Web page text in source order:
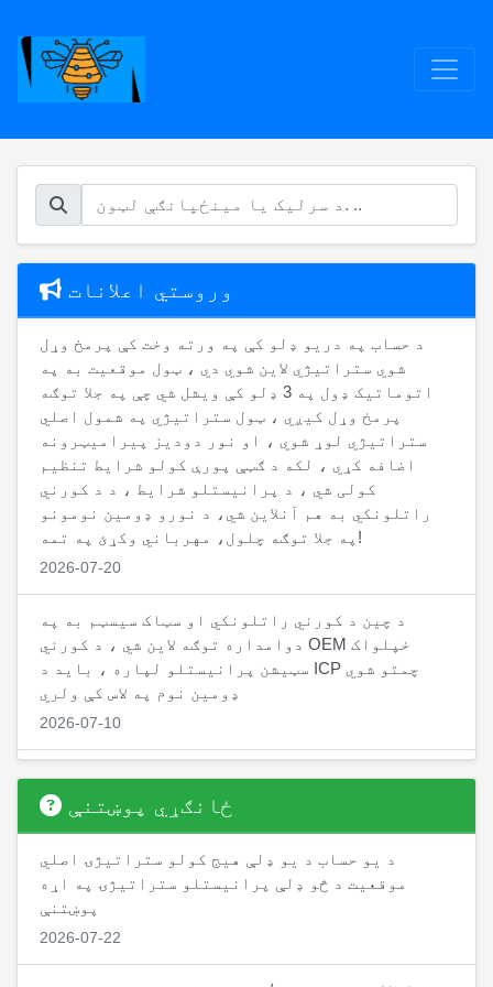
وروستي اعلانات
د حساب په دریو ډلو کې په ورته وخت کې پرمخ وړل
شوي ستراتیژي لاین شوي دي ، ټول موقعیت به په
اتوماتيک ډول په 3 ډلو کې ویشل شي چې په جلا توګه
پرمخ وړل کیږي ، ټول ستراتیژي په شمول اصلي
ستراتیژي لوړ شوي ، او نور دودیز پیرامیټرونه
اضافه کړي ، لکه د ګټې پورې کولو شرایط تنظیم
کولی شي ، د پرانیستلو شرایط ، د د کورني
راتلونکي به هم آنلاین شي، د نورو ډومین نومونو
په جلا توګه چلول، مهرباني وکړئ په تمه!
2026-07-20
د چین د کورني راتلونکي او سټاک سیسټم به په
دوامداره توګه لاین شي ، د کورني OEM خپلواک
سټیشن پرانیستلو لپاره ، باید د ICP چمتو شوي
ډومین نوم په لاس کې ولري
2026-07-10
په نږدې توګه د چین د کورني راتلونکي CTP نسخه،
په کورني راتلونکي شرکتونو کې حسابونه پرانیستل
کیدی شي، د کورني راتلونکي سافټویر حسابونه د
لپاره د RMB ملاتړ کوي
2026-07-01
ځانګړي پوښتنې
د یو حساب د یو ډلې هیج کولو ستراتیژۍ اصلي
موقعیت د څو ډلې پرانیستلو ستراتیژۍ په اړه
پوښتنې
2026-07-22